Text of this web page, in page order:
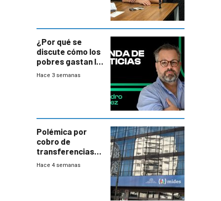
¿Por qué se
discute cómo los
pobres gastan la
plata?
Hace 3 semanas
Polémica por
cobro de
transferencias
del Mides en
Hace 4 semanas